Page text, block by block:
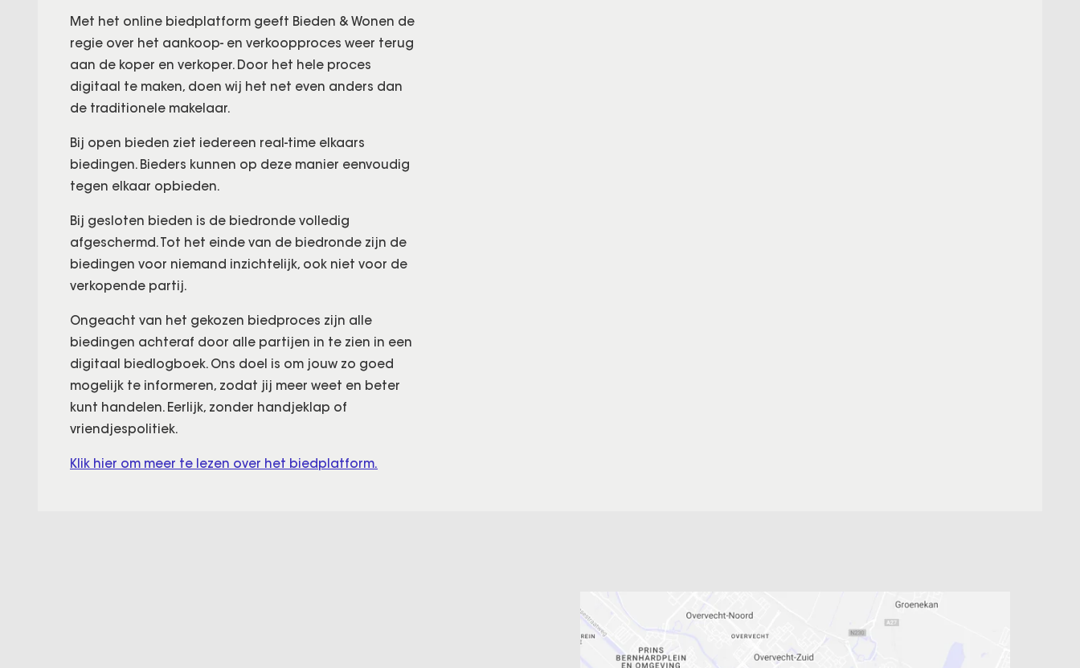
Met het online biedplatform geeft Bieden & Wonen de
regie over het aankoop- en verkoopproces weer terug
aan de koper en verkoper. Door het hele proces
digitaal te maken, doen wij het net even anders dan
de traditionele makelaar.
Bij open bieden ziet iedereen real-time elkaars
biedingen. Bieders kunnen op deze manier eenvoudig
tegen elkaar opbieden.
Bij gesloten bieden is de biedronde volledig
afgeschermd. Tot het einde van de biedronde zijn de
biedingen voor niemand inzichtelijk, ook niet voor de
verkopende partij.
Ongeacht van het gekozen biedproces zijn alle
biedingen achteraf door alle partijen in te zien in een
digitaal biedlogboek. Ons doel is om jouw zo goed
mogelijk te informeren, zodat jij meer weet en beter
kunt handelen. Eerlijk, zonder handjeklap of
vriendjespolitiek.
Klik hier om meer te lezen over het biedplatform.